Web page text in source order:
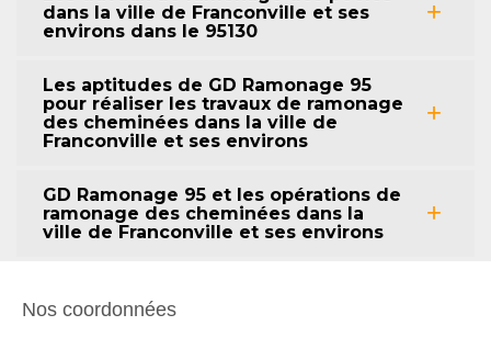
dans la ville de Franconville et ses
environs dans le 95130
Les aptitudes de GD Ramonage 95
pour réaliser les travaux de ramonage
des cheminées dans la ville de
Franconville et ses environs
GD Ramonage 95 et les opérations de
ramonage des cheminées dans la
ville de Franconville et ses environs
Nos coordonnées